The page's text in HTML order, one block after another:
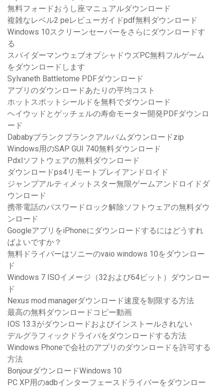
無料フォードおうし座マニュアルダウンロード
複雑なレベル2 peレビューガイドpdf無料ダウンロード
Windows 10スクリーンセーバーをさらにダウンロードす
る
スパイダーマンウェブオブシャドウズPC無料フルゲーム
をダウンロードします
Sylvaneth Battletome PDFダウンロード
アプリのダウンロードあたりの平均コスト
ホットスポットシールドを無料でダウンロード
ヘイウッドとゲッチェルの寿命モーター開発PDFダウンロ
ード
Dababyブランクブランクアルバムダウンロードzip
Windows用のSAP GUI 740無料ダウンロード
Pdxlソフトウェアの無料ダウンロード
ダウンロードps4リモートプレイアンドロイド
ジャンプアルティメットスター無限ゲームアンドロイドダ
ウンロード
携帯電話のパスワードロック解除ソフトウェアの無料ダウ
ンロード
GoogleアプリをiPhoneにダウンロードするにはどうすれ
ばよいですか？
無料ドライバーはソニーのvaio windows 10をダウンロー
ド
Windows 7 ISOイメージ（32および64ビット）ダウンロー
ド
Nexus mod managerダウンロード速度を制限する方法
最高の無料ダウンロードコピー動画
IOS 13.3がダウンロードおよびインストールされない
デルグラフィックドライバをダウンロードする方法
Windows Phoneで会社のアプリのダウンロードを許可する
方法
BonjourダウンロードWindows 10
PC XP用のadbインターフェースドライバーをダウンロー